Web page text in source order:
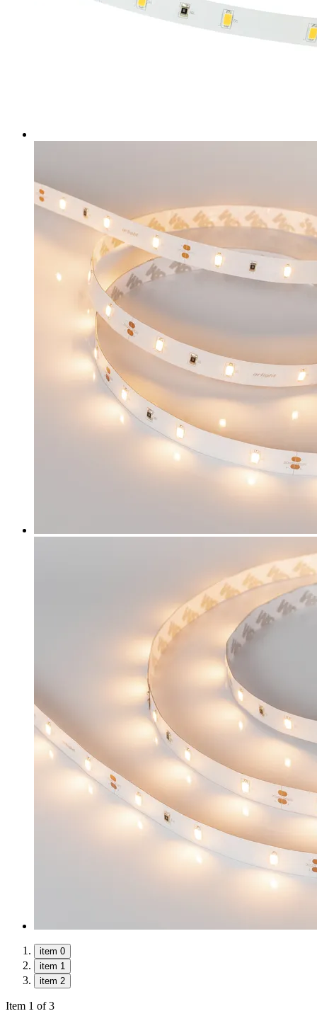
item 0
item 1
item 2
Item 1 of 3